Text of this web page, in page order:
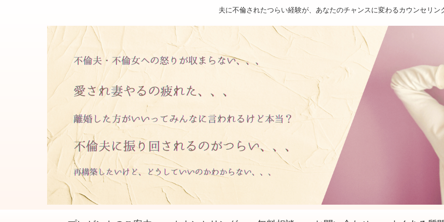
夫に不倫されたつらい経験が、あなたのチャンスに変わるカウンセリン